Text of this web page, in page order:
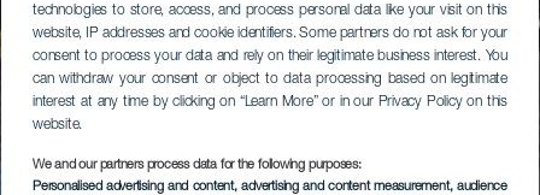
technologies to store, access, and process personal data like your visit on this
website, IP addresses and cookie identifiers. Some partners do not ask for your
consent to process your data and rely on their legitimate business interest. You
can withdraw your consent or object to data processing based on legitimate
interest at any time by clicking on “Learn More” or in our Privacy Policy on this
website.
We and our partners process data for the following purposes:
Personalised advertising and content, advertising and content measurement, audience